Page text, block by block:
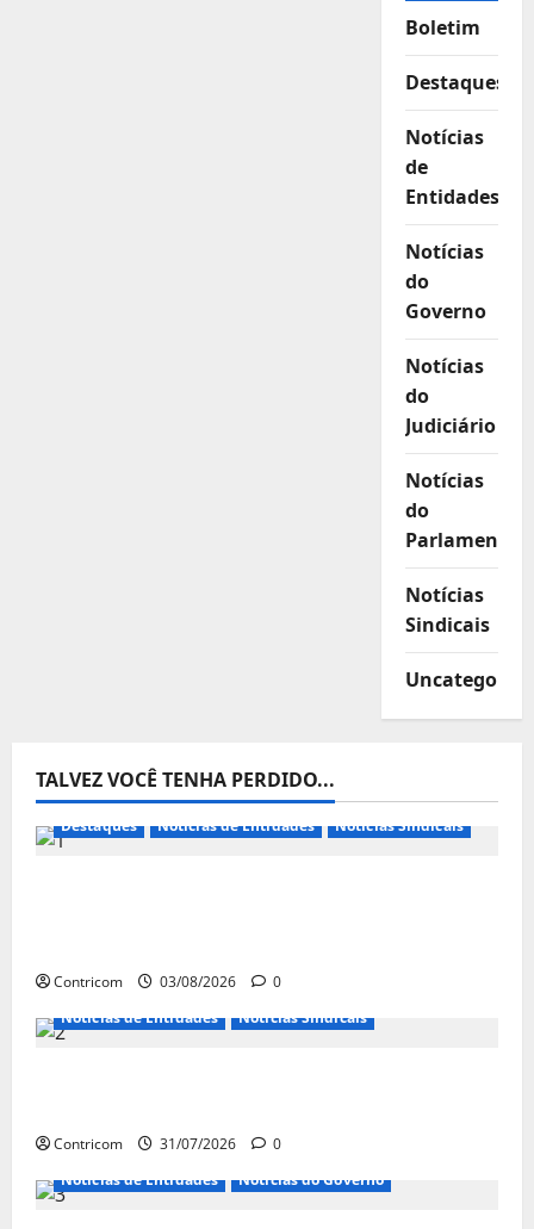
Boletim
Destaques
Notícias
de
Entidades
Notícias
do
Governo
Notícias
do
Judiciário
Notícias
do
Parlamento
Notícias
Sindicais
TALVEZ VOCÊ TENHA PERDIDO...
Destaques Notícias de Entidades Notícias Sindicais
Contricom 03/08/2026
0
Notícias de Entidades
Notícias Sindicais
Contricom 31/07/2026
0
Notícias de Entidades
Notícias do Governo